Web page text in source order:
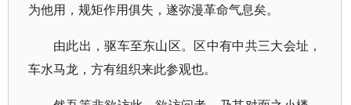
为他用，规矩作用俱失，遂弥漫革命气息矣。
由此出，驱车至东山区。区中有中共三大会址，
车水马龙，方有组织来此参观也。